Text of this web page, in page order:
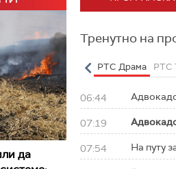
да
Тренутно на
РТС Полетарац РТС Драма РТС
06:44
07:19
07:54 На путу